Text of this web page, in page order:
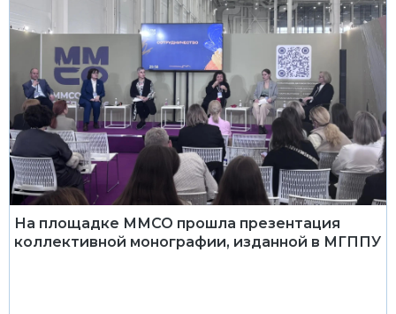
На площадке ММСО прошла презентация
коллективной монографии, изданной в МГППУ